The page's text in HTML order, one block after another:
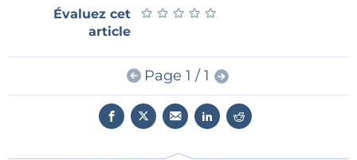
Évaluez cet
article
★ ★ ★ ★ ★
★ ★ ★ ★ ★
Page 1 / 1